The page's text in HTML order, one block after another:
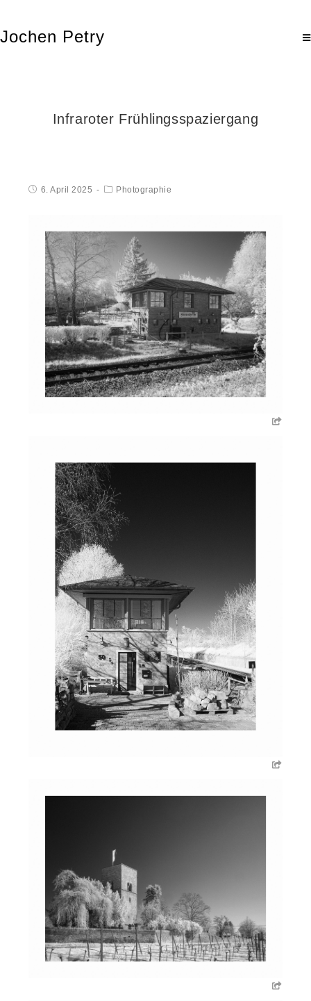
Jochen Petry
Infraroter Frühlingsspaziergang
6. April 2025 Photographie